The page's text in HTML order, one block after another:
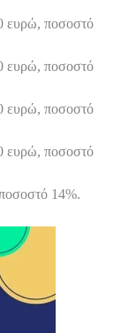
ευρώ, ποσοστό
ευρώ, ποσοστό
ευρώ, ποσοστό
ευρώ, ποσοστό
14%.